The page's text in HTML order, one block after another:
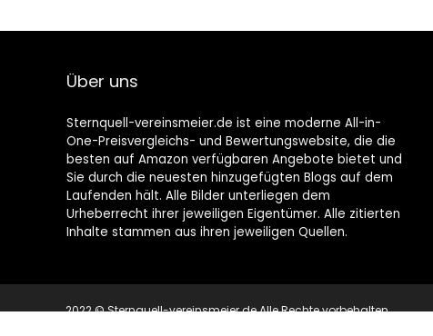
Über uns
Sternquell-vereinsmeier.de ist eine moderne All-in-
One-Preisvergleichs- und Bewertungswebsite, die die
besten auf Amazon verfügbaren Angebote bietet und
Sie durch die neuesten hinzugefügten Blogs auf dem
Laufenden hält. Alle Bilder unterliegen dem
Urheberrecht ihrer jeweiligen Eigentümer. Alle zitierten
Inhalte stammen aus ihren jeweiligen Quellen.
2022 © Sternquell-vereinsmeier.de Alle Rechte vorbehalten